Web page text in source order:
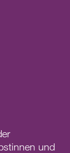
und